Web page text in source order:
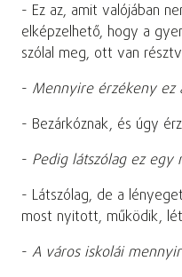
- Ez az, amit valójában
elképzelhető, hogy a
szólal meg, ott van
- Mennyire érzékeny ez
- Bezárkóznak, és úgy
- Pedig látszólag ez
- Látszólag, de a
most nyitott, működik,
- A város iskolái